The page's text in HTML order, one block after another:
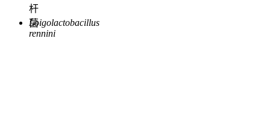
杆
菌
Loigolactobacillus
rennini